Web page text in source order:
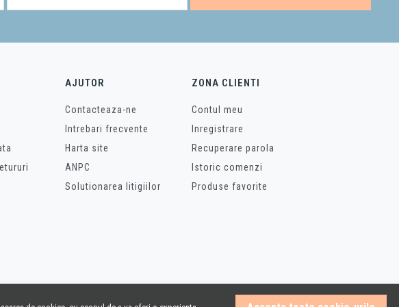
AJUTOR
Contacteaza-ne
Intrebari frecvente
Harta site
ANPC
Solutionarea litigiilor
ZONA CLIENTI
Contul meu
Inregistrare
Recuperare parola
Istoric comenzi
Produse favorite